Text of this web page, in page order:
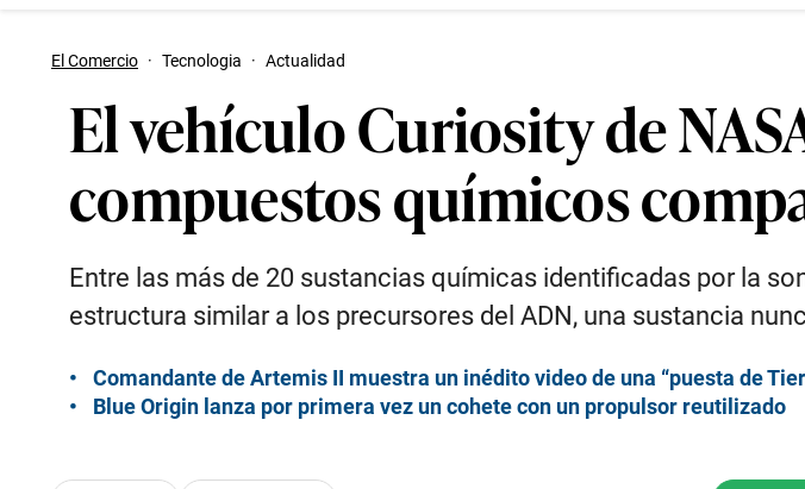
El Comercio · Tecnologia · Actualidad
El vehículo Curiosity de
compuestos químicos
Entre las más de 20 sustancias químicas identificadas por la
estructura similar a los precursores del ADN, una sustancia
Comandante de Artemis II muestra un inédito video de una “puesta de
Blue Origin lanza por primera vez un cohete con un propulsor reutilizado